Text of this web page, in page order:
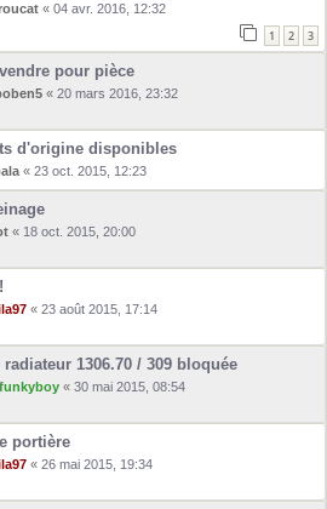
« 04 avr. 2016, 12:32
1 2 3
pour pièce
« 20 mars 2016, 23:32
d'origine disponibles
« 23 oct. 2015, 12:23
« 18 oct. 2015, 20:00
« 23 août 2015, 17:14
1306.70 / 309 bloquée
« 30 mai 2015, 08:54
portière
« 26 mai 2015, 19:34